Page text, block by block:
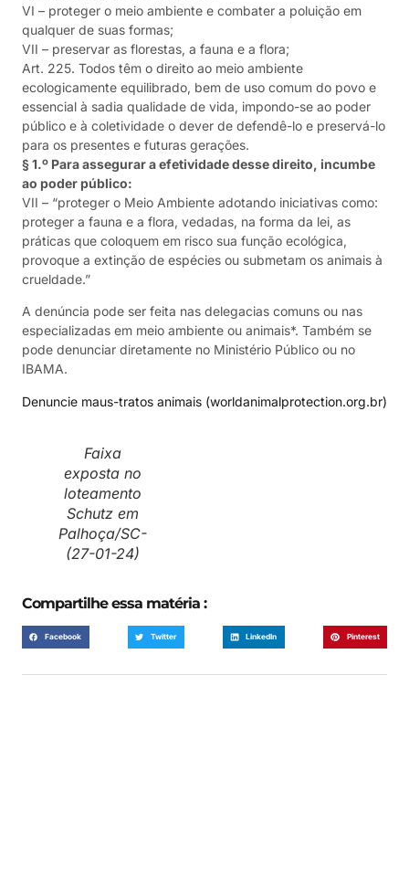
VI – proteger o meio ambiente e combater a poluição em
qualquer de suas formas;
VII – preservar as florestas, a fauna e a flora;
Art. 225. Todos têm o direito ao meio ambiente
ecologicamente equilibrado, bem de uso comum do povo e
essencial à sadia qualidade de vida, impondo-se ao poder
público e à coletividade o dever de defendê-lo e preservá-lo
para os presentes e futuras gerações.
§ 1.º Para assegurar a efetividade desse direito, incumbe
ao poder público:
VII – “proteger o Meio Ambiente adotando iniciativas como:
proteger a fauna e a flora, vedadas, na forma da lei, as
práticas que coloquem em risco sua função ecológica,
provoque a extinção de espécies ou submetam os animais à
crueldade.”
A denúncia pode ser feita nas delegacias comuns ou nas
especializadas em meio ambiente ou animais*. Também se
pode denunciar diretamente no Ministério Público ou no
IBAMA.
Denuncie maus-tratos animais (worldanimalprotection.org.br)
Faixa
exposta no
loteamento
Schutz em
Palhoça/SC-
(27-01-24)
Compartilhe essa matéria :
Facebook Twitter LinkedIn Pinterest